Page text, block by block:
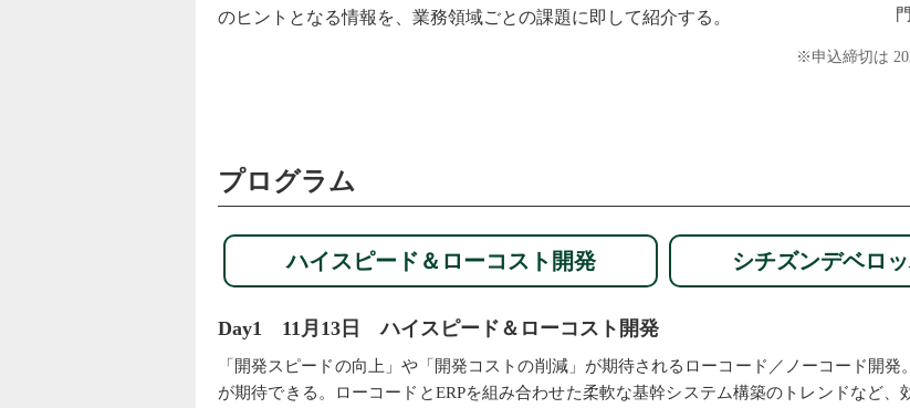
のヒントとなる情報を、業務領域ごとの課題に即して紹介する。
※申込締切は
プログラム
ハイスピード＆ローコスト開発 シチズンデベロ
Day1 11月13日 ハイスピード＆ローコスト開発
「開発スピードの向上」や「開発コストの削減」が期待されるローコード／ノーコード開
が期待できる。ローコードとERPを組み合わせた柔軟な基幹システム構築のトレンドなど